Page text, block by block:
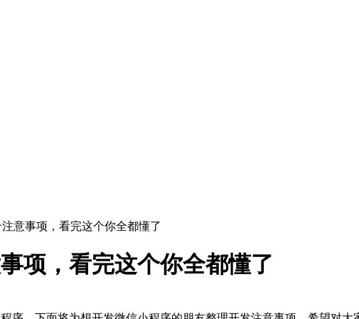
意事项，看完这个你全都懂了
项，看完这个你全都懂了